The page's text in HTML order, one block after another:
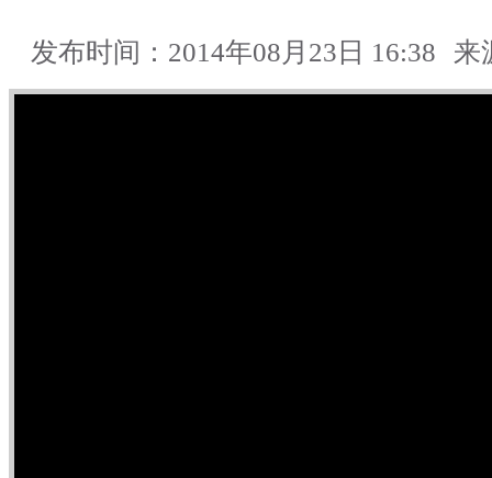
发布时间：2014年08月23日 16:38 来